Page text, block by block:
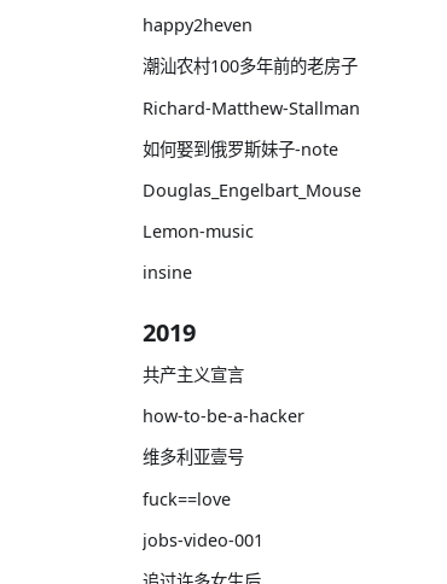
happy2heven
潮汕农村100多年前的老房子
Richard-Matthew-Stallman
如何娶到俄罗斯妹子-note
Douglas_Engelbart_Mouse
Lemon-music
insine
2019
共产主义宣言
how-to-be-a-hacker
维多利亚壹号
fuck==love
jobs-video-001